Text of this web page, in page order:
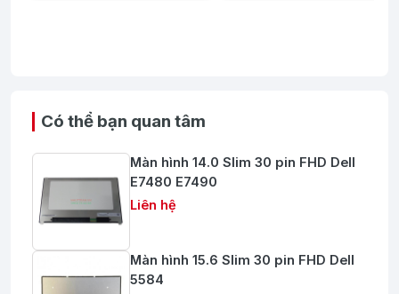
Có thể bạn quan tâm
Màn hình 14.0 Slim 30 pin FHD Dell
E7480 E7490
Liên hệ
Màn hình 15.6 Slim 30 pin FHD Dell
5584